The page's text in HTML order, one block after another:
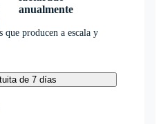
anualmente
que producen a escala y
de 7 días